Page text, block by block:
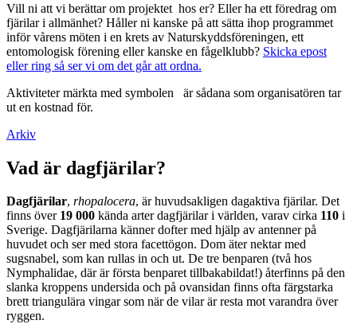
Vill ni att vi berättar om projektet hos er? Eller ha ett föredrag om
fjärilar i allmänhet? Håller ni kanske på att sätta ihop programmet
inför vårens möten i en krets av Naturskyddsföreningen, ett
entomologisk förening eller kanske en fågelklubb? Skicka epost
eller ring så ser vi om det går att ordna.
Aktiviteter märkta med symbolen
är sådana som organisatören tar
ut en kostnad för.
Arkiv
Vad är dagfjärilar?
Dagfjärilar, rhopalocera, är huvudsakligen dagaktiva fjärilar. Det
finns över 19 000 kända arter dagfjärilar i världen, varav cirka 110 i
Sverige. Dagfjärilarna känner dofter med hjälp av antenner på
huvudet och ser med stora facettögon. Dom äter nektar med
sugsnabel, som kan rullas in och ut. De tre benparen (två hos
Nymphalidae, där är första benparet tillbakabildat!) återfinns på den
slanka kroppens undersida och på ovansidan finns ofta färgstarka
brett triangulära vingar som när de vilar är resta mot varandra över
ryggen.